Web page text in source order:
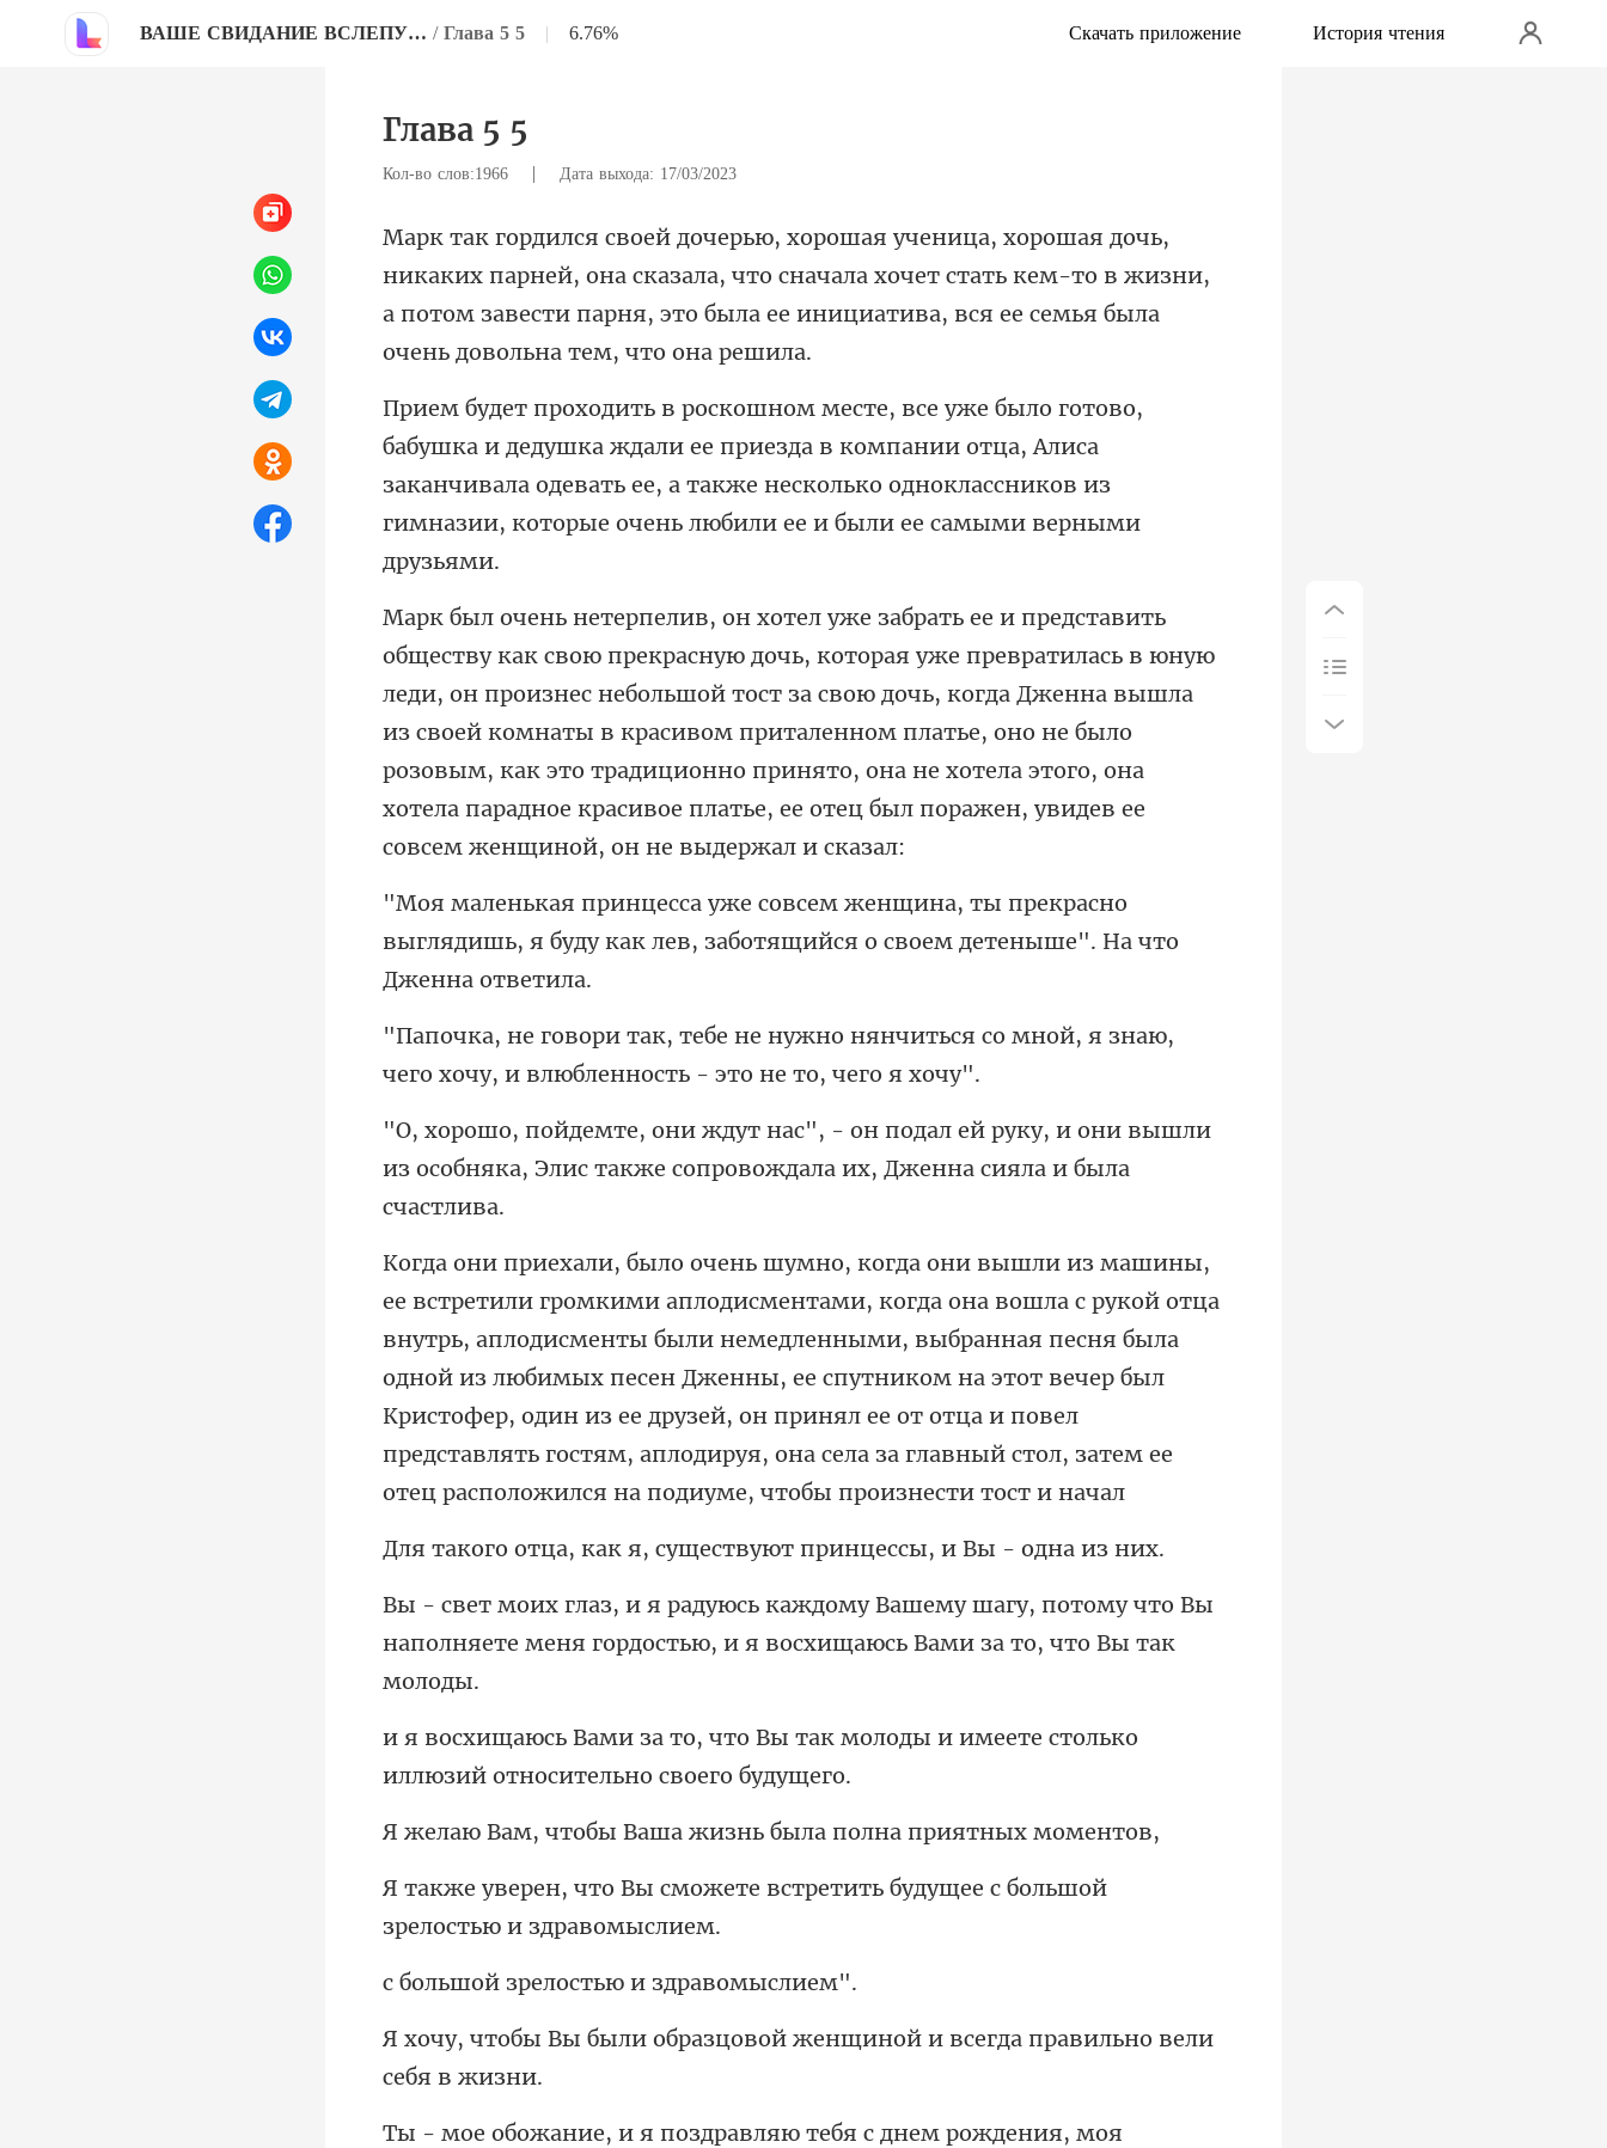
ВАШЕ СВИДАНИЕ ВСЛЕПУЮ, ЭТО БЫЛ Я, ПАПА / Глава 5 5 | 6.76% Скачать приложение История чтения
Глава 5 5
Кол-во слов:1966 | Дата выхода: 17/03/2023
й, она сказала, что сначала хочет стать кем-то в жизни,
а потом завести парня
али ее приезда в компании отца, Алиса
заканчивала одевать ее, а также несколько од
роизнес небольшой тост за свою дочь, когда Дженна вышла
из своей комнаты в красивом приталенном платье, оно не было
розовым, как это традицион
ы прекрасно
выглядишь, я буду как лев, заботящ
нянчиться со мной, я знаю,
чего хочу, и
л ей руку, и они вышли
из особняка, Элис также
сменты были немедленными, выбранная песня была
одной из любимых песен Дженны, ее спутником на этот вечер был
Кристофер, один из ее друзей, он прин
я, существуют принцес
у шагу, потому что Вы
наполняете меня гордость
так молоды и имеете столько
иллю
Ваша жизнь была пол
те встретить будущее с больш
елостью и зд
зцовой женщиной и всегда п
авляю тебя с днем рождения,